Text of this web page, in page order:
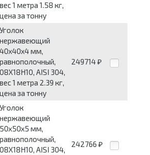
вес 1 метра 1.58 кг,
цена за тонну
Уголок
нержавеющий
40x40x4 мм,
равнополочный,
08Х18Н10, AISI 304,
вес 1 метра 2.39 кг,
цена за тонну
249714 ₽
Уголок
нержавеющий
50x50x5 мм,
равнополочный,
08Х18Н10, AISI 304,
242766 ₽